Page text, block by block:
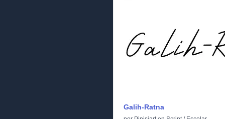
Galih-Ratna